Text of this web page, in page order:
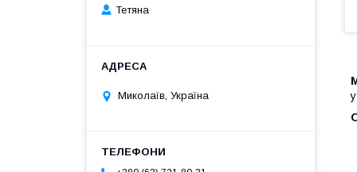
Тетяна
Миколаїв, Україна